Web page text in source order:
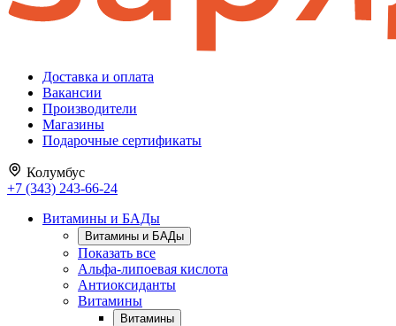
Доставка и оплата
Вакансии
Производители
Магазины
Подарочные сертификаты
Колумбус
+7 (343) 243-66-24
Витамины и БАДы
Витамины и БАДы
Показать все
Альфа-липоевая кислота
Антиоксиданты
Витамины
Витамины